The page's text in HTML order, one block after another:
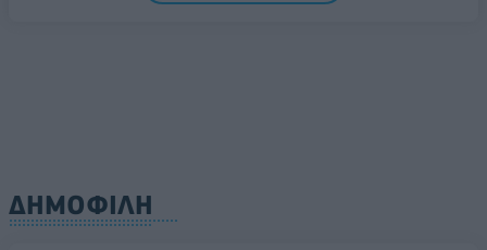
ΔΗΜΟΦΙΛΗ